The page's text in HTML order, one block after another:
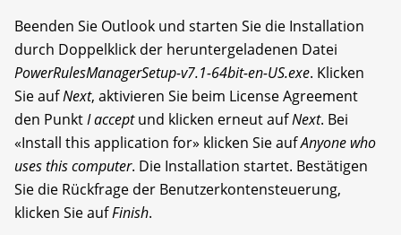
Beenden Sie Outlook und starten Sie die Installation
durch Doppelklick der heruntergeladenen Datei
PowerRulesManagerSetup-v7.1-64bit-en-US.exe. Klicken
Sie aufNext, aktivieren Sie beim License Agreement
den PunktI acceptund klicken erneut aufNext. Bei
«Install this application for» klicken Sie aufAnyone who
uses this computer. Die Installation startet. Bestätigen
Sie die Rückfrage der Benutzerkontensteuerung,
klicken Sie aufFinish.